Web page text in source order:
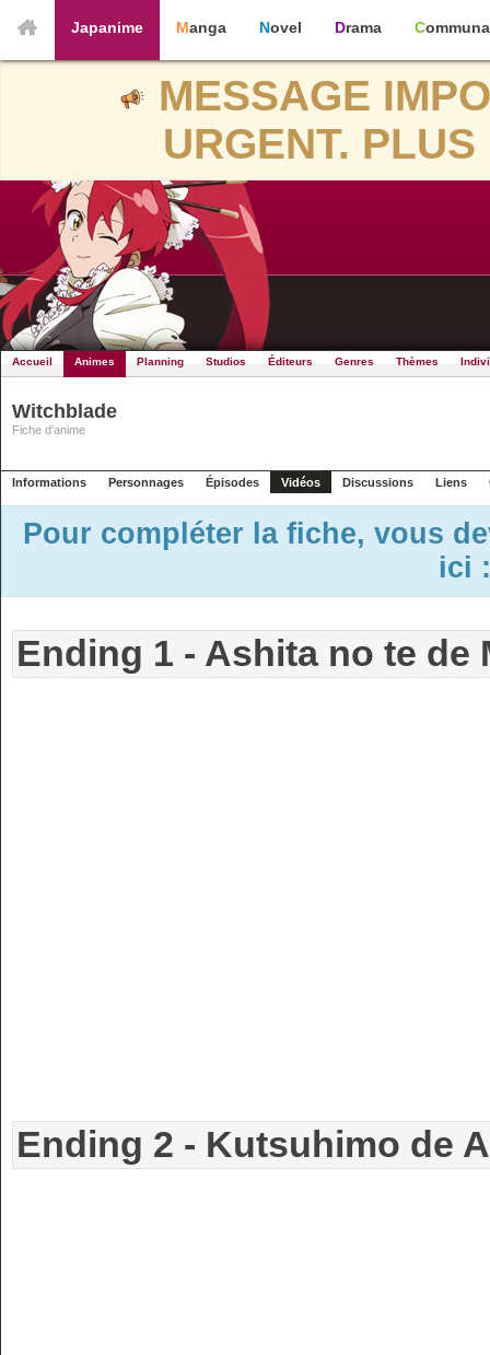
Japanime Manga Novel Drama
MESSAGE
URGENT.
Accueil Animes Planning Studios Éditeurs Genres Thèmes
Witchblade
Fiche d'anime
Informations Personnages Épisodes Vidéos Discussions Liens
Pour compléter la fiche, vous
ici
Ending 1 - Ashita no te de
Ending 2 - Kutsuhimo de